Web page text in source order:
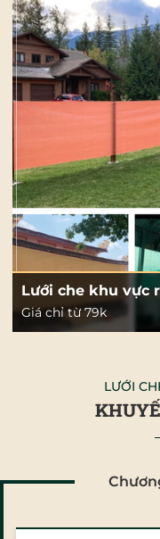
Lưới che khu vực
Giá chỉ từ 79k
LƯỚI
Mã giảm giá:
Ngày hết hạn:
Điều kiện: